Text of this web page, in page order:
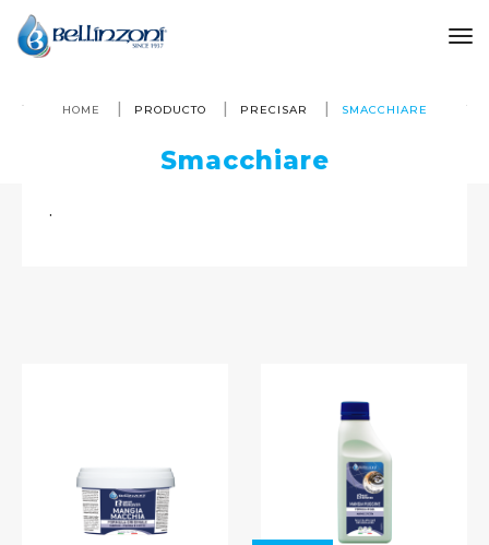
HOME PRODUCTO PRECISAR SMACCHIARE
Smacchiare
.